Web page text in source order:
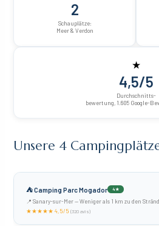
2
Schauplätze:
Meer & Verdon
★
4,5/5
Durchschnitts-
bewertung, 1.605 Google-
Unsere 4
⛺ Camping Parc Mogador 4★
📍 Sanary-sur-Mer — Weniger als 1 km zu den
★★★★★ 4,5/5(320 avis)